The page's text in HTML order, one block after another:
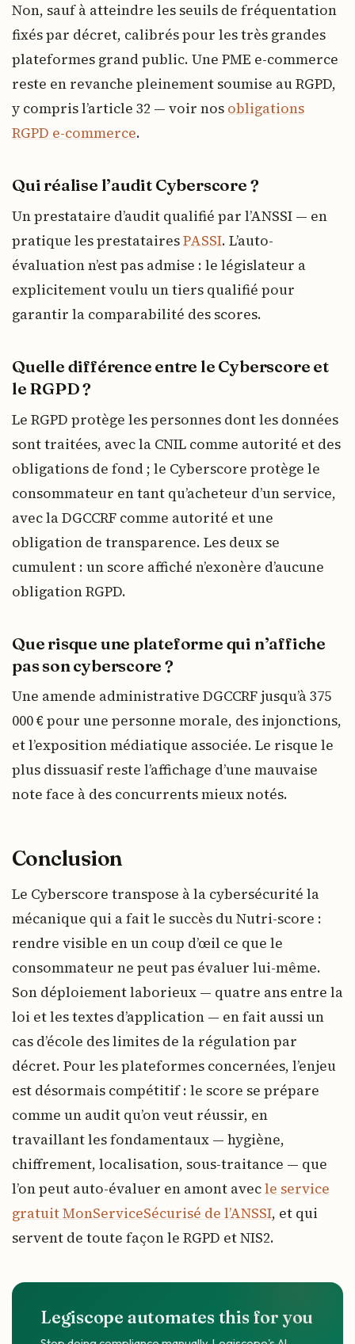
Non, sauf à atteindre les seuils de fréquentation
fixés par décret, calibrés pour les très grandes
plateformes grand public. Une PME e-commerce
reste en revanche pleinement soumise au RGPD,
y compris l’article 32 — voir nos obligations
RGPD e-commerce.
Qui réalise l’audit Cyberscore ?
Un prestataire d’audit qualifié par l’ANSSI — en
pratique les prestatairesPASSI. L’auto-
évaluation n’est pas admise : le législateur a
explicitement voulu un tiers qualifié pour
garantir la comparabilité des scores.
Quelle différence entre le Cyberscore et
le RGPD ?
Le RGPD protège les personnes dont les données
sont traitées, avec la CNIL comme autorité et des
obligations de fond ; le Cyberscore protège le
consommateur en tant qu’acheteur d’un service,
avec la DGCCRF comme autorité et une
obligation de transparence. Les deux se
cumulent : un score affiché n’exonère d’aucune
obligation RGPD.
Que risque une plateforme qui n’affiche
pas son cyberscore ?
Une amende administrative DGCCRF jusqu’à 375
000 € pour une personne morale, des injonctions,
et l’exposition médiatique associée. Le risque le
plus dissuasif reste l’affichage d’une mauvaise
note face à des concurrents mieux notés.
Conclusion
Le Cyberscore transpose à la cybersécurité la
mécanique qui a fait le succès du Nutri-score :
rendre visible en un coup d’œil ce que le
consommateur ne peut pas évaluer lui-même.
Son déploiement laborieux — quatre ans entre la
loi et les textes d’application — en fait aussi un
cas d’école des limites de la régulation par
décret. Pour les plateformes concernées, l’enjeu
est désormais compétitif : le score se prépare
comme un audit qu’on veut réussir, en
travaillant les fondamentaux — hygiène,
chiffrement, localisation, sous-traitance — que
l’on peut auto-évaluer en amont avecle service
gratuit MonServiceSécurisé de l’ANSSI, et qui
servent de toute façon le RGPD et NIS2.
Legiscope automates this for you